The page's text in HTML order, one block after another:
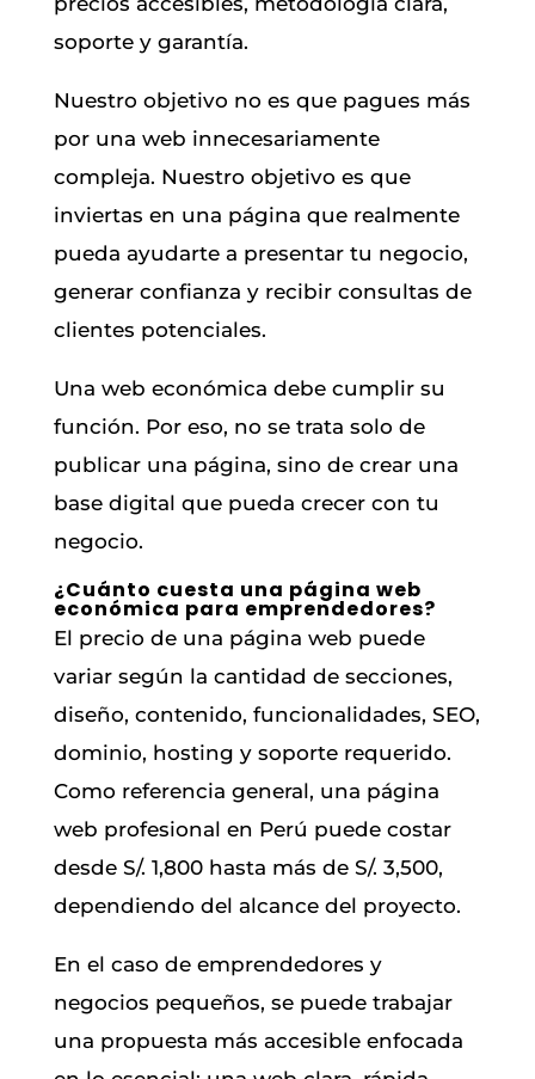
soporte y garantía.
Nuestro objetivo no es que pagues más
por una web innecesariamente
compleja. Nuestro objetivo es que
inviertas en una página que realmente
pueda ayudarte a presentar tu negocio,
generar confianza y recibir consultas de
clientes potenciales.
Una web económica debe cumplir su
función. Por eso, no se trata solo de
publicar una página, sino de crear una
base digital que pueda crecer con tu
negocio.
¿Cuánto cuesta una página web
económica para emprendedores?
El precio de una página web puede
variar según la cantidad de secciones,
diseño, contenido, funcionalidades, SEO,
dominio, hosting y soporte requerido.
Como referencia general, una página
web profesional en Perú puede costar
desde S/. 1,800 hasta más de S/. 3,500,
dependiendo del alcance del proyecto.
En el caso de emprendedores y
negocios pequeños, se puede trabajar
una propuesta más accesible enfocada